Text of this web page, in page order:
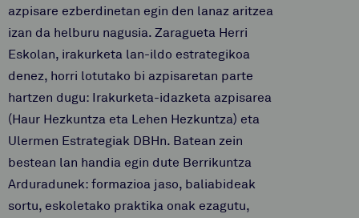
azpisare ezberdinetan egin den lanaz aritzea
izan da helburu nagusia. Zaragueta Herri
Eskolan, irakurketa lan-ildo estrategikoa
denez, horri lotutako bi azpisaretan parte
hartzen dugu: Irakurketa-idazketa azpisarea
(Haur Hezkuntza eta Lehen Hezkuntza) eta
Ulermen Estrategiak DBHn. Batean zein
bestean lan handia egin dute Berrikuntza
Arduradunek: formazioa jaso, baliabideak
sortu, eskoletako praktika onak ezagutu,